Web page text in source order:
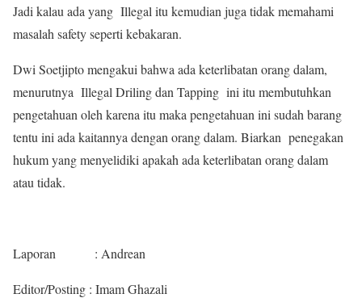
Jadi kalau ada yang Illegal itu kemudian juga tidak memahami
masalah safety seperti kebakaran.
Dwi Soetjipto mengakui bahwa ada keterlibatan orang dalam,
menurutnya Illegal Driling dan Tapping ini itu membutuhkan
pengetahuan oleh karena itu maka pengetahuan ini sudah barang
tentu ini ada kaitannya dengan orang dalam. Biarkan penegakan
hukum yang menyelidiki apakah ada keterlibatan orang dalam
atau tidak.
Laporan : Andrean
Editor/Posting : Imam Ghazali